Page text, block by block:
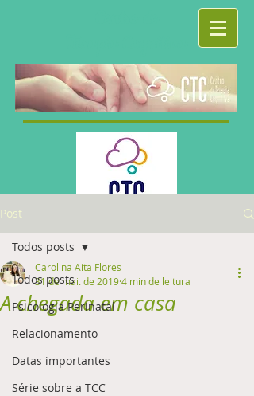
Post
Todos posts
Psicologia Perinatal
Relacionamento
Datas importantes
Série sobre a TCC
Todos posts
A chegada em casa
Carolina Aita Flores
31 de mai. de 20194 min de leitura